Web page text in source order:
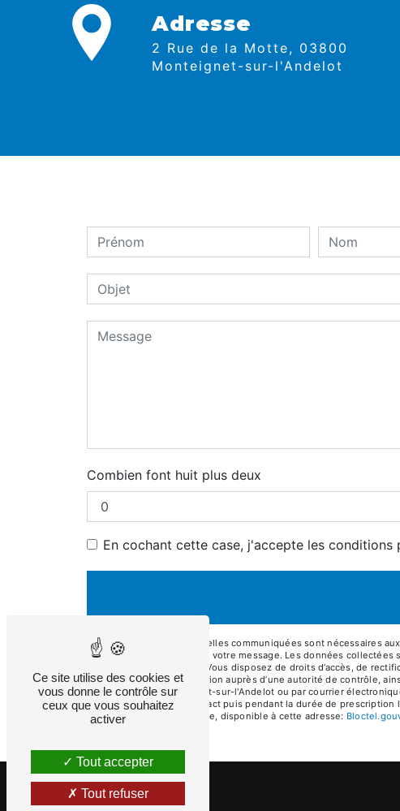
Adresse
2 Rue de la Motte, 03800
Monteignet-sur-l'Andelot
Combien font huit plus deux
En cochant cette case, j'accepte les
** Les données personnelles communiquées sont nécessaires
le seul but de répondre à votre message. Les données
eurlmaume@gmail.com. Vous disposez de droits d’accès, de
d’introduire une réclamation auprès d’une autorité de contrôle,
Motte, 03800 Monteignet-sur-l'Andelot ou par courrier
période de prise de contact puis pendant la durée de
démarchage téléphonique, disponible à cette adresse:
Ce site utilise des cookies et
vous donne le contrôle sur
ceux que vous souhaitez
activer
Tout accepter
Tout refuser